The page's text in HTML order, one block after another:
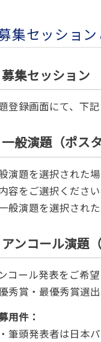
集セッショ
募集セッション
登録画面にて、下
一般演題（ポス
演題を選択された
容をご選択くださ
一般演題を選択され
アンコール演題
コール発表をご希
秀賞・最優秀賞選
用件：
筆頭発表者は日本